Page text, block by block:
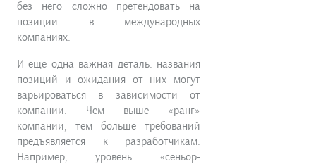
без него сложно претендовать на
позиции в международных
компаниях.
И еще одна важная деталь: названия
позиций и ожидания от них могут
варьироваться в зависимости от
компании. Чем выше «ранг»
компании, тем больше требований
предъявляется к разработчикам.
Например, уровень «сеньор-